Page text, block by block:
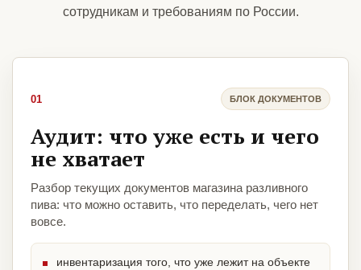
сотрудникам и требованиям по России.
01 БЛОК ДОКУМЕНТОВ
Аудит: что уже есть и чего
не хватает
Разбор текущих документов магазина разливного
пива: что можно оставить, что переделать, чего нет
вовсе.
инвентаризация того, что уже лежит на объекте